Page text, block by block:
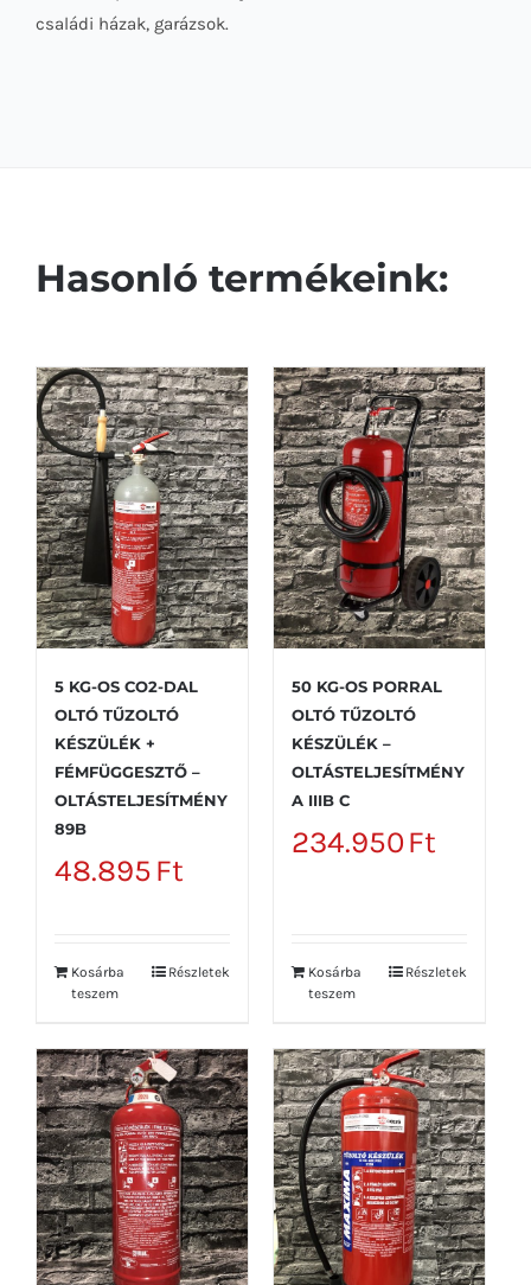
családi házak, garázsok.
Hasonló termékeink:
5 KG-OS CO2-DAL
OLTÓ TŰZOLTÓ
KÉSZÜLÉK +
FÉMFÜGGESZTŐ –
OLTÁSTELJESÍTMÉNY
89B
48.895Ft
Kosárba
teszem
Részletek
50 KG-OS PORRAL
OLTÓ TŰZOLTÓ
KÉSZÜLÉK –
OLTÁSTELJESÍTMÉNY
A IIIB C
234.950Ft
Kosárba
teszem
Részletek